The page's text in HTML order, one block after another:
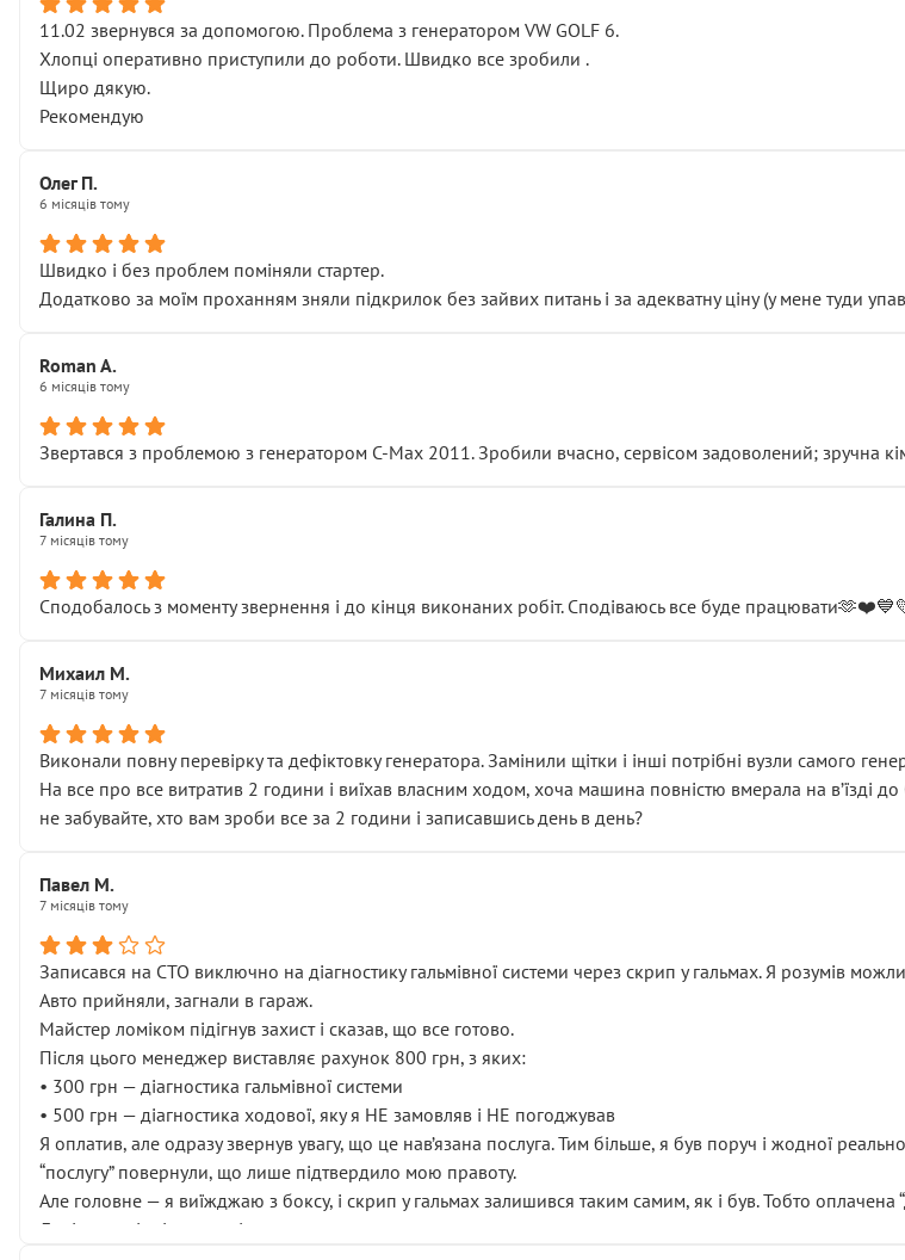
11.02 звернувся за допомогою. Проблема з генератором VW GOLF 6.
Хлопці оперативно приступили до роботи. Швидко все зробили .
Щиро дякую.
Рекомендую
Олег П.
6 місяців тому
Швидко і без проблем поміняли стартер.
Додатково за моїм проханням зняли підкрилок без зайвих питань і за адекватну ціну (у мене туди
Roman A.
6 місяців тому
Звертався з проблемою з генератором C-Max 2011. Зробили вчасно, сервісом задоволений; зручна
Галина П.
7 місяців тому
Сподобалось з моменту звернення і до кінця виконаних робіт. Сподіваюсь все буде
Михаил М.
7 місяців тому
Виконали повну перевірку та дефіктовку генератора. Замінили щітки і інші потрібні вузли самого
На все про все витратив 2 години і виїхав власним ходом, хоча машина повністю вмерала на вʼїзді
не забувайте, хто вам зроби все за 2 години і записавшись день в день?
Павел М.
7 місяців тому
Записався на СТО виключно на діагностику гальмівної системи через скрип у гальмах. Я розумів
Авто прийняли, загнали в гараж.
Майстер ломіком підігнув захист і сказав, що все готово.
Після цього менеджер виставляє рахунок 800 грн, з яких:
• 300 грн — діагностика гальмівної системи
• 500 грн — діагностика ходової, яку я НЕ замовляв і НЕ погоджував
Я оплатив, але одразу звернув увагу, що це нав’язана послуга. Тим більше, я був поруч і жодної
“послугу” повернули, що лише підтвердило мою правоту.
Але головне — я виїжджаю з боксу, і скрип у гальмах залишився таким самим, як і був. Тобто оплачена
Далі ситуація тільки погіршилась: